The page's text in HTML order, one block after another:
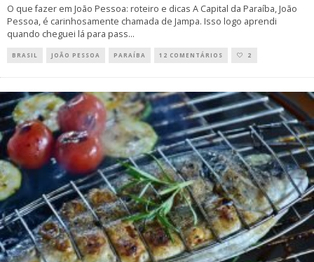
O que fazer em João Pessoa: roteiro e dicas A Capital da Paraíba, João
Pessoa, é carinhosamente chamada de Jampa. Isso logo aprendi
quando cheguei lá para pass...
BRASIL JOÃO PESSOA PARAÍBA 12 COMENTÁRIOS 2